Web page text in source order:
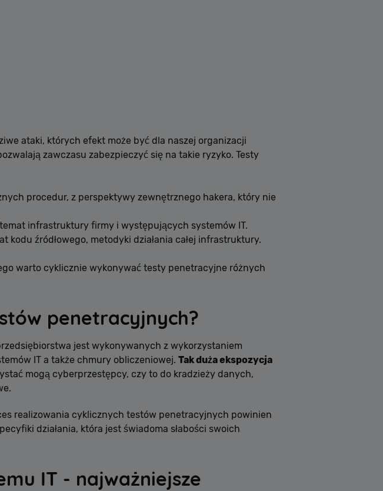
ataki, których efekt może być dla naszej organizacji
zawczasu zabezpieczyć się na takie ryzyko. Testy
procedur, z perspektywy zewnętrznego hakera, który nie
infrastruktury firmy i występujących systemów IT.
kodu źródłowego, metodyki działania całej infrastruktury.
warto cyklicznie wykonywać testy penetracyjne różnych
penetracyjnych?
jest wykonywanych z wykorzystaniem
IT a także chmury obliczeniowej.Tak duża ekspozycja
mogą cyberprzestępcy, czy to do kradzieży danych,
realizowania cyklicznych testów penetracyjnych powinien
działania, która jest świadoma słabości swoich
IT - najważniejsze